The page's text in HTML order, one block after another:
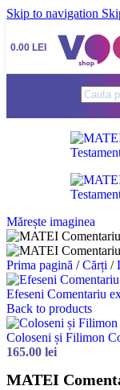
Skip to navigation
0.00 LEI
Mărește imaginea
Prima pagină / Cărți /
Efeseni Comentariu
Back to products
Coloseni și Filimon
165.00 lei
MATEI